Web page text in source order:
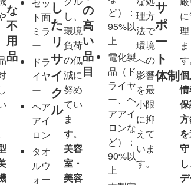
な
不
用
品
セッ
ト面
ミラ
ー
ドラ
イヤ
ー
ヘア
アイ
ロン
タオ
ルウ
ォー
し
た
リ
サ
イ
ク
ル
し、
環境
負荷
の低
減に
努め
てい
ま
す。
美容
室・
美容
の
高
い
品
目
ど）：
95%以
上
電化製
品（ド
ライヤ
ー、ヘ
アアイ
ロンな
ど）：
90%以
上
理方
法で
環境
への
影響
を最
小限
に抑
えて
いま
す。
サ
ポ
ー
ト
体制
ま
守